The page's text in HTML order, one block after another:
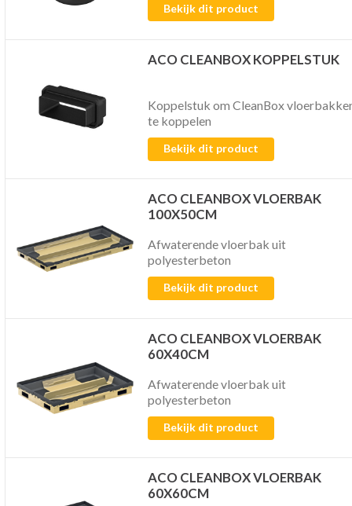
Bekijk dit product
ACO CLEANBOX KOPPELSTUK
Koppelstuk om CleanBox
te koppelen
Bekijk dit product
ACO CLEANBOX VLOERBAK
100X50CM
Afwaterende vloerbak uit
polyesterbeton
Bekijk dit product
ACO CLEANBOX VLOERBAK
60X40CM
Afwaterende vloerbak uit
polyesterbeton
Bekijk dit product
ACO CLEANBOX VLOERBAK
60X60CM